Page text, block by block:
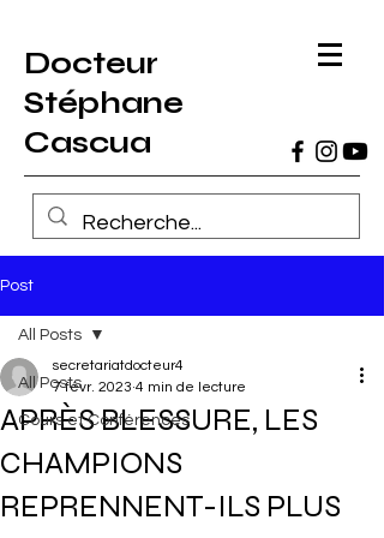
Docteur
Stéphane
Cascua
Post
All Posts
Cours et Conférences
All Posts
APRÈS BLESSURE, LES
CHAMPIONS
REPRENNENT-ILS PLUS
secretariatdocteur4
7 févr. 2023 4 min de lecture